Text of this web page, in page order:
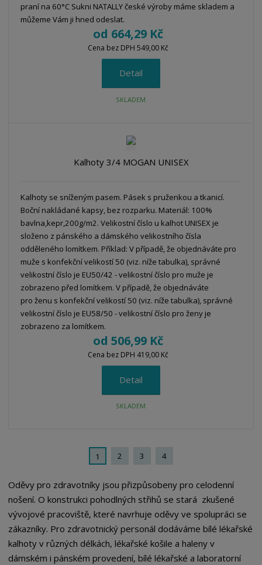
praní na 60°C Sukni NATALLY české výroby máme skladem a
můžeme Vám ji hned odeslat.
od 664,29 Kč
Cena bez DPH 549,00 Kč
Detail
SKLADEM
Kalhoty 3/4 MOGAN UNISEX
Kalhoty se sníženým pasem. Pásek s pruženkou a tkanicí.
Boční nakládané kapsy, bez rozparku. Materiál: 100%
bavlna,kepr,200g/m2. Velikostní číslo u kalhot UNISEX je
složeno z pánského a dámského velikostního čísla
odděleného lomítkem. Příklad: V případě, že objednáváte pro
muže s konfekční velikostí 50 (viz. níže tabulka), správné
velikostní číslo je EU50/42 - velikostní číslo pro muže je
zobrazeno před lomítkem. V případě, že objednáváte
pro ženu s konfekční velikostí 50 (viz. níže tabulka), správné
velikostní číslo je EU58/50 - velikostní číslo pro ženy je
zobrazeno za lomítkem.
od 506,99 Kč
Cena bez DPH 419,00 Kč
Detail
SKLADEM
1 2 3 4
Oděvy pro zdravotníky jsou přizpůsobeny pro celodenní
nošení. O konstrukci pohodlných střihů se stará zkušené
vývojové pracoviště, které navrhuje oděvy ve spolupráci se
zákazníky. Pro zdravotnický personál dodáváme bílé lékařské
kalhoty v různých délkách, lékařské košile a haleny v
dámském i pánském provedení, bílé lékařské a laboratorní